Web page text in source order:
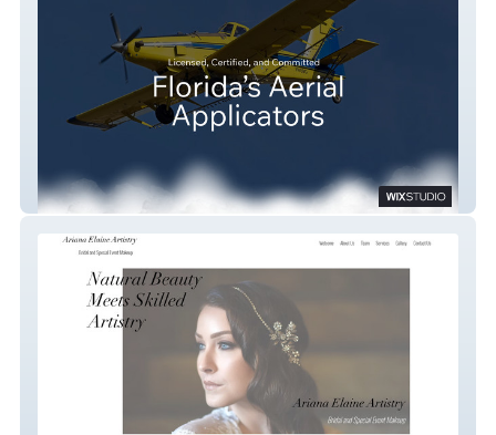
Florida Aviation Agricultural Association